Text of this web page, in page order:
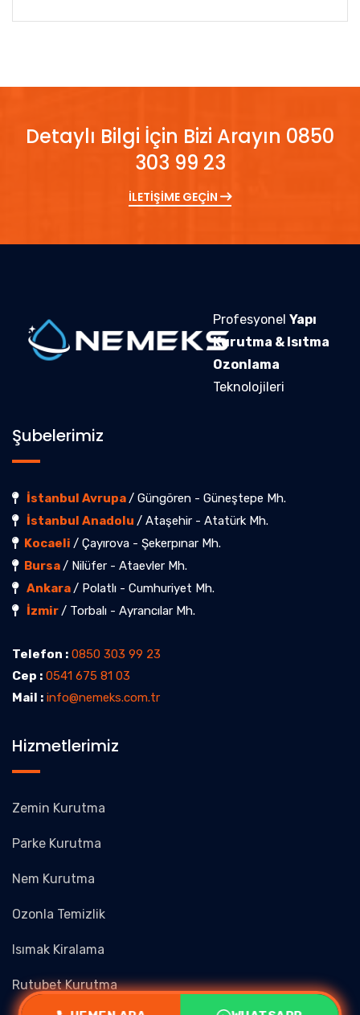
Detaylı Bilgi İçin Bizi Arayın 0850
303 99 23
İLETİŞİME GEÇİN
Profesyonel Yapı
Kurutma & Isıtma
Ozonlama
Teknolojileri
Şubelerimiz
İstanbul Avrupa/ Güngören - Güneştepe Mh.
İstanbul Anadolu / Ataşehir - Atatürk Mh.
Kocaeli / Çayırova - Şekerpınar Mh.
Bursa/ Nilüfer - Ataevler Mh.
Ankara/ Polatlı - Cumhuriyet Mh.
İzmir/ Torbalı - Ayrancılar Mh.
Telefon : 0850 303 99 23
Cep : 0541 675 81 03
Mail : info@nemeks.com.tr
Hizmetlerimiz
Zemin Kurutma
Parke Kurutma
Nem Kurutma
Ozonla Temizlik
Isımak Kiralama
Rutubet Kurutma